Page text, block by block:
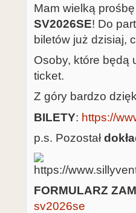
Mam wielką
SV2026SE! Do
biletów już dzisiaj,
Osoby, które będą
ticket.
Z góry bardzo
BILETY: https://
p.s. Pozostał
FORMULARZ
sv2026se